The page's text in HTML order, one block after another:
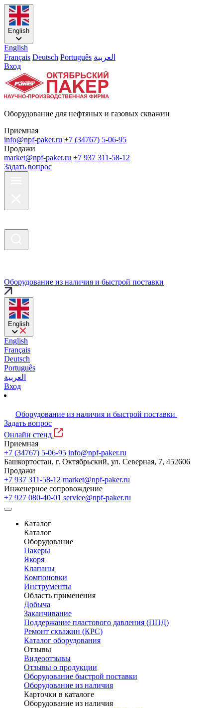
English
English
Français Deutsch Português العربية
Вход
Оборудование для нефтяных и газовых скважин
Приемная
info@npf-paker.ru +7 (34767) 5-06-95
Продажи
market@npf-paker.ru +7 937 311-58-12
Задать вопрос
Оборудование из наличия и быстрой поставки
English
English
Français
Deutsch
Português
العربية
Вход
Оборудование из наличия и быстрой поставки
Задать вопрос
Онлайн стенд
Приемная
+7 (34767) 5-06-95 info@npf-paker.ru
Башкортостан, г. Октябрьский, ул. Северная, 7, 452606
Продажи
+7 937 311-58-12 market@npf-paker.ru
Инженерное сопровождение
+7 927 080-40-01 service@npf-paker.ru
Каталог
Каталог
Оборудование
Пакеры
Якоря
Клапаны
Компоновки
Инструменты
Область применения
Добыча
Заканчивание
Поддержание пластового давления (ППД)
Ремонт скважин (КРС)
Каталог оборудования
Отзывы
Видеоотзывы
Отзывы о продукции
Оборудование быстрой поставки
Оборудование из наличия
Карточки в каталоге
Оборудование из наличия